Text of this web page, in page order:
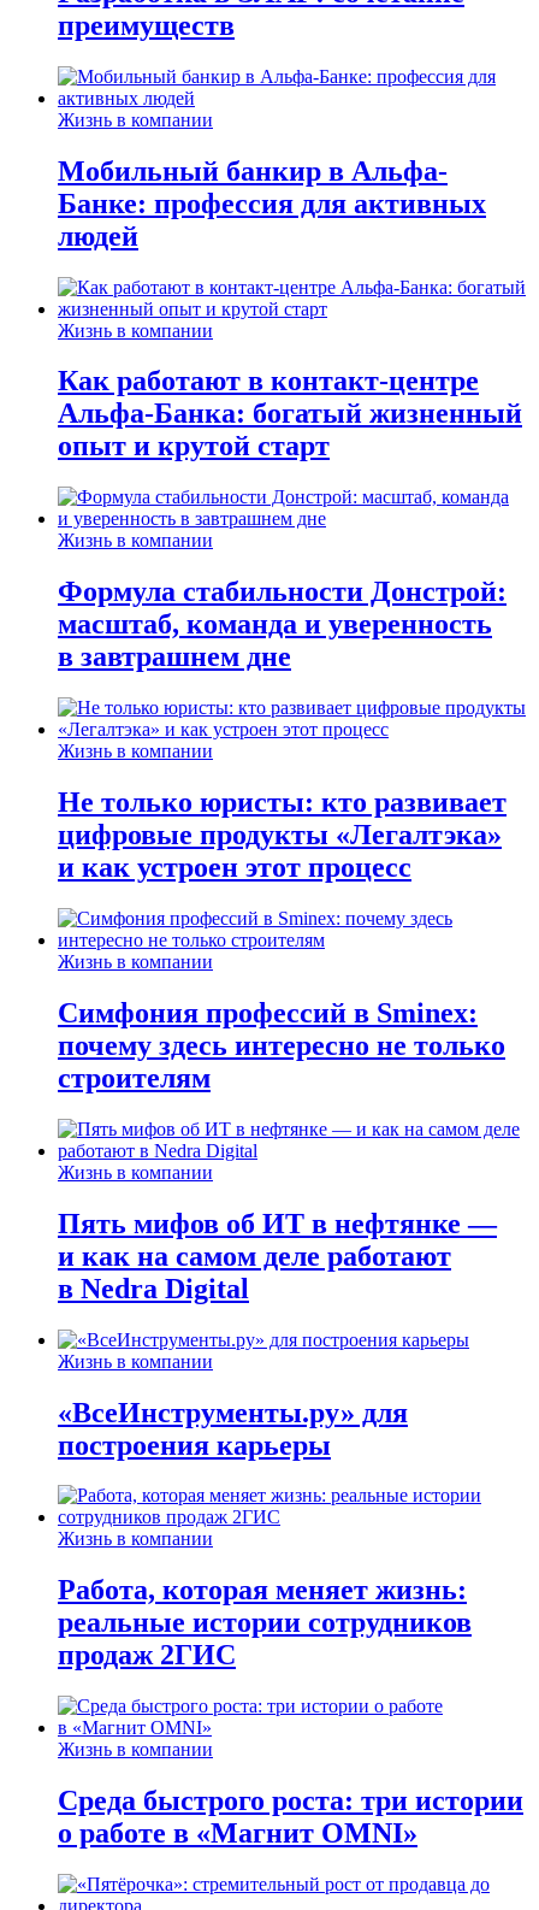
преимуществ
Жизнь в компании
Мобильный банкир в Альфа-
Банке: профессия для активных
людей
Жизнь в компании
Как работают в контакт-центре
Альфа-Банка: богатый жизненный
опыт и крутой старт
Жизнь в компании
Формула стабильности Донстрой:
масштаб, команда и уверенность
в завтрашнем дне
Жизнь в компании
Не только юристы: кто развивает
цифровые продукты «Легалтэка»
и как устроен этот процесс
Жизнь в компании
Симфония профессий в Sminex:
почему здесь интересно не только
строителям
Жизнь в компании
Пять мифов об ИТ в нефтянке —
и как на самом деле работают
в Nedra Digital
Жизнь в компании
«ВсеИнструменты.ру» для
построения карьеры
Жизнь в компании
Работа, которая меняет жизнь:
реальные истории сотрудников
продаж 2ГИС
Жизнь в компании
Среда быстрого роста: три истории
о работе в «Магнит OMNI»